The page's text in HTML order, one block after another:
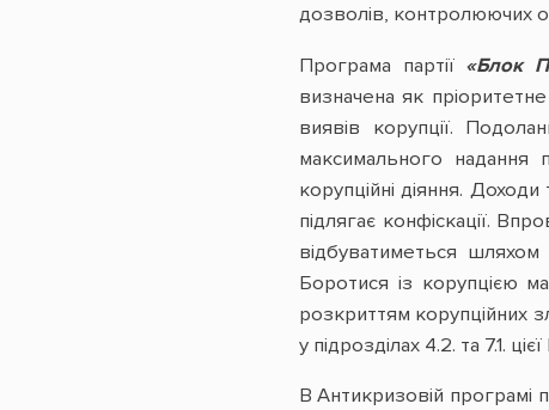
дозволів, контролюючих
Програма партії «Блок
визначена як
виявів корупції.
максимального надання
корупційні діяння.
підлягає конфіскації.
відбуватиметься
Боротися із корупцією
розкриттям корупційних
у підрозділах 4.2. та 7.1.
В Антикризовій програмі